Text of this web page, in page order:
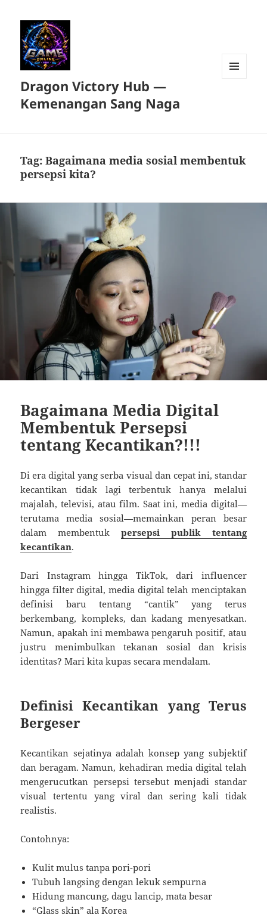
Dragon Victory Hub —
Kemenangan Sang Naga
Tag:Bagaimana media sosial membentuk
persepsi kita?
Bagaimana Media Digital
Membentuk Persepsi
tentang Kecantikan?!!!
Di era digital yang serba visual dan cepat ini, standar
kecantikan tidak lagi terbentuk hanya melalui
majalah, televisi, atau film. Saat ini, media digital—
terutama media sosial—memainkan peran besar
dalam membentuk persepsi publik tentang
kecantikan.
Dari Instagram hingga TikTok, dari influencer
hingga filter digital, media digital telah menciptakan
definisi baru tentang “cantik” yang terus
berkembang, kompleks, dan kadang menyesatkan.
Namun, apakah ini membawa pengaruh positif, atau
justru menimbulkan tekanan sosial dan krisis
identitas? Mari kita kupas secara mendalam.
Definisi Kecantikan yang Terus
Bergeser
Kecantikan sejatinya adalah konsep yang subjektif
dan beragam. Namun, kehadiran media digital telah
mengerucutkan persepsi tersebut menjadi standar
visual tertentu yang viral dan sering kali tidak
realistis.
Contohnya:
Kulit mulus tanpa pori-pori
Tubuh langsing dengan lekuk sempurna
Hidung mancung, dagu lancip, mata besar
“Glass skin” ala Korea